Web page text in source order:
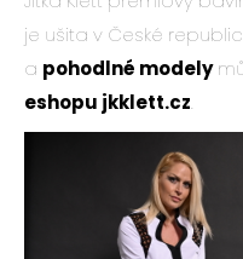
je ušita v České
a pohodlné modely
eshopu jkklett.cz.